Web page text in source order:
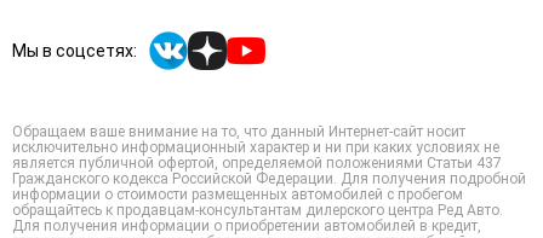
Мы в соцсетях:
Обращаем ваше внимание на то, что данный Интернет-сайт носит
исключительно информационный характер и ни при каких условиях не
является публичной офертой, определяемой положениями Статьи 437
Гражданского кодекса Российской Федерации. Для получения подробной
информации о стоимости размещенных автомобилей с пробегом
обращайтесь к продавцам-консультантам дилерского центра Ред Авто.
Для получения информации о приобретении автомобилей в кредит,